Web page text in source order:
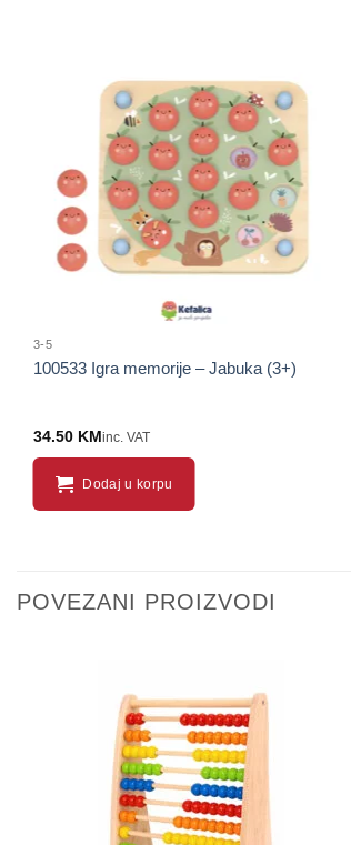
3-5
100533 Igra memorije – Jabuka (3+)
34.50 KMinc. VAT
Dodaj u korpu
POVEZANI PROIZVODI